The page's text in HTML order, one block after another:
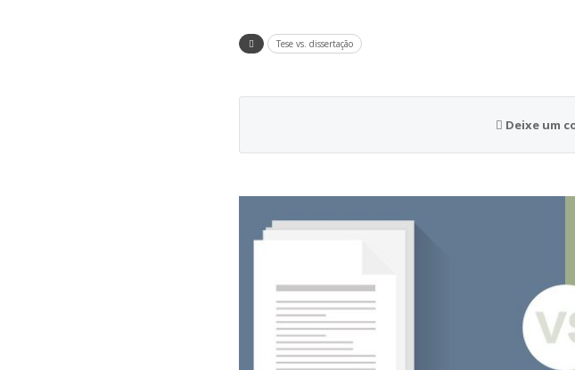
Tese vs. dissertação
Deixe um